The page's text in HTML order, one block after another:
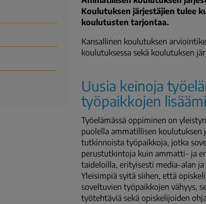
Koulutuksen järjestäjien tulee
koulutusten tarjontaa.
Kansallinen koulutuksen
koulutuksessa sekä koulutuksen
Uusia keinoja
työpaikkojen
Työelämässä oppiminen on
puolella ammatillisen
tutkinnoista työpaikkoja, jotka
perustutkintoja kuin ammatti- ja
taideloilla, erityisesti media-alan
Yleisimpiä syitä siihen, että
soveltuvien työpaikkojen vähyys,
työtehtäviä sekä opiskelijoiden